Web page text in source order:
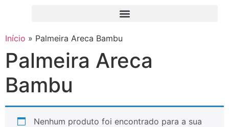
Início » Palmeira Areca Bambu
Palmeira Areca
Bambu
Nenhum produto foi encontrado para a sua